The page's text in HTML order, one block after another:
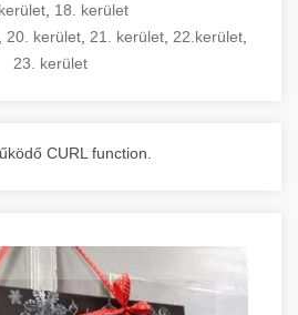
18. kerület
20. kerület 21. kerület 22.kerület
23. kerület
CURL function.